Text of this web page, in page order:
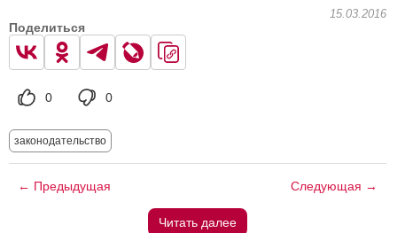
15.03.2016
Поделиться
0 0
законодательство
← Предыдущая Следующая →
Читать далее